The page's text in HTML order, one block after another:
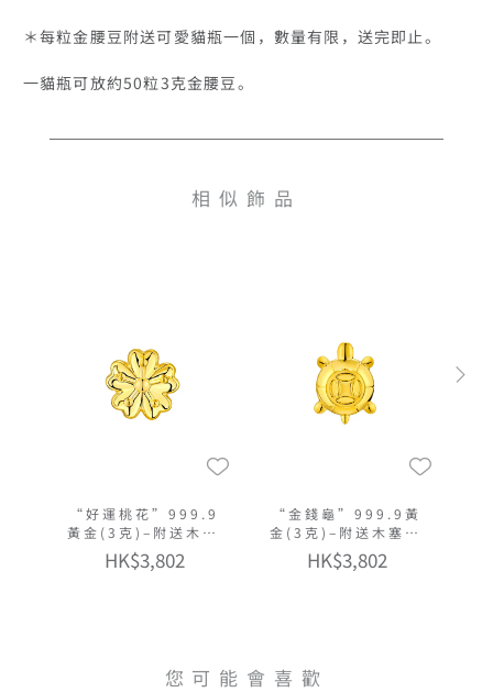
＊每粒金腰豆附送可愛貓瓶一個，數量有限，送完即止。
一貓瓶可放約50粒3克金腰豆。
相似飾品
“好運桃花”999.9
黃金(3克)–附送木塞
玻璃瓶
HK$3,802
“金錢龜”999.9黃
金(3克)–附送木塞玻
璃瓶
HK$3,802
您可能會喜歡